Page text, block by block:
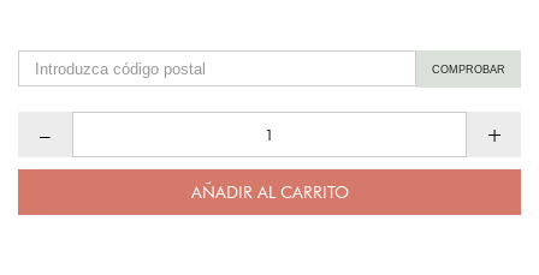
COMPROBAR
– +
AÑADIR AL CARRITO